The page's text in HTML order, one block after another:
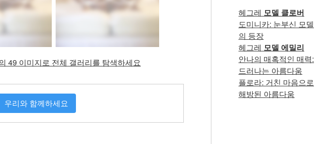
49 이미지로 전체 갤러리를 탐색하세요
우리와 함께하세요
헤그레 모델 클로버
도미니카: 눈부신 모델
의 등장
헤그레 모델 에밀리
안나의 매혹적인 매력:
드러나는 아름다움
플로라: 거친 마음으로
해방된 아름다움